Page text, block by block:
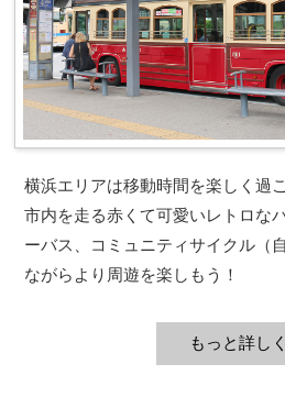
横浜エリアは移動時間を楽しく過
市内を走る赤くて可愛いレトロな
ーバス、コミュニティサイクル（
ながらより周遊を楽しもう！
もっと詳しく